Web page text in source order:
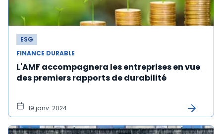
ESG
FINANCE DURABLE
L'AMF accompagnera les entreprises en vue
des premiers rapports de durabilité
19 janv. 2024